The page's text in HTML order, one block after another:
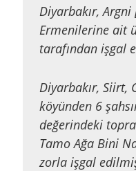
Diyarbakır,
Ermenilerine ait
tarafından işgal
Diyarbakır, Siirt,
köyünden 6
değerindeki
Tamo Ağa Bini
zorla işgal